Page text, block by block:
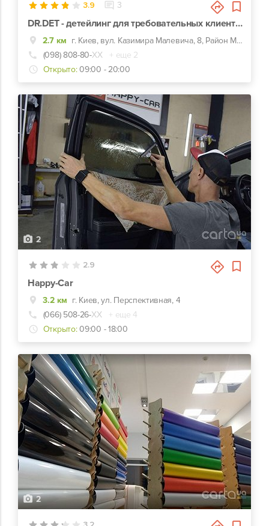
3.9 3
DR.DET - детейлинг для требовательных клиентов
2.7 км
г. Киев, вул. Казимира Малевича, 8, Район М.Олимпийская
(098) 808-80-ХХ
+ еще 2
Открыто: 09:00 - 20:00
2
2.9
Happy-Car
3.2 км г. Киев, ул. Перспективная, 4
(066) 508-26-ХХ
+ еще 4
Открыто: 09:00 - 18:00
2